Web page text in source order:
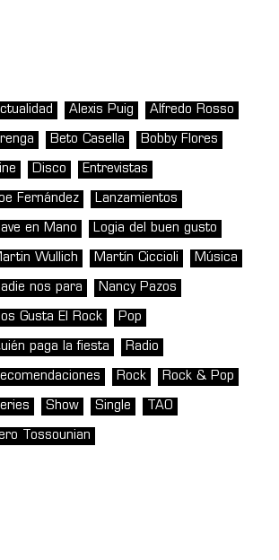
Alexis Puig Alfredo Rosso
Beto Casella Bobby Flores
Disco Entrevistas
Fernández Lanzamientos
en Mano Logia del buen gusto
Wullich Martín Ciccioli Música
nos para Nancy Pazos
Gusta El Rock Pop
paga la fiesta Radio
Rock Rock & Pop
Show Single TAO
Tossounian